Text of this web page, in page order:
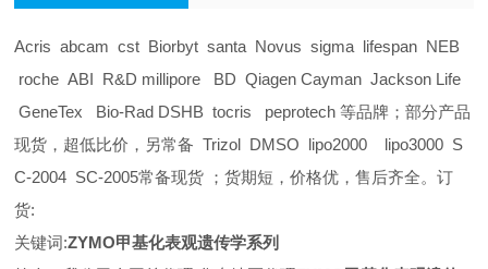
Acris abcam cst Biorbyt santa Novus sigma lifespan NEB
roche ABI R&D millipore BD Qiagen Cayman Jackson Life
GeneTex Bio-Rad DSHB tocris peprotech 等品牌；部分产品
现货，超低比价，另常备 Trizol DMSO lipo2000 lipo3000 S
C-2004 SC-2005常备现货 ；货期短，价格优，售后齐全。订
货:
关键词:ZYMO甲基化表观遗传学系列